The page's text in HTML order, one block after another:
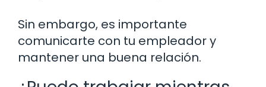
Sin embargo, es importante
comunicarte con tu empleador y
mantener una buena relación.